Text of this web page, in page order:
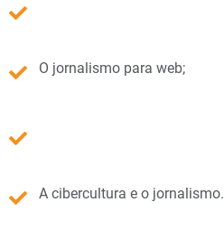
O jornalismo para web;
A cibercultura e o jornalismo.